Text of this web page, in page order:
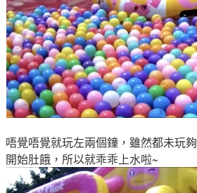
唔覺唔覺就玩左兩個鐘，雖然都未玩夠
開始肚餓 ，所以就乖乖上水啦~